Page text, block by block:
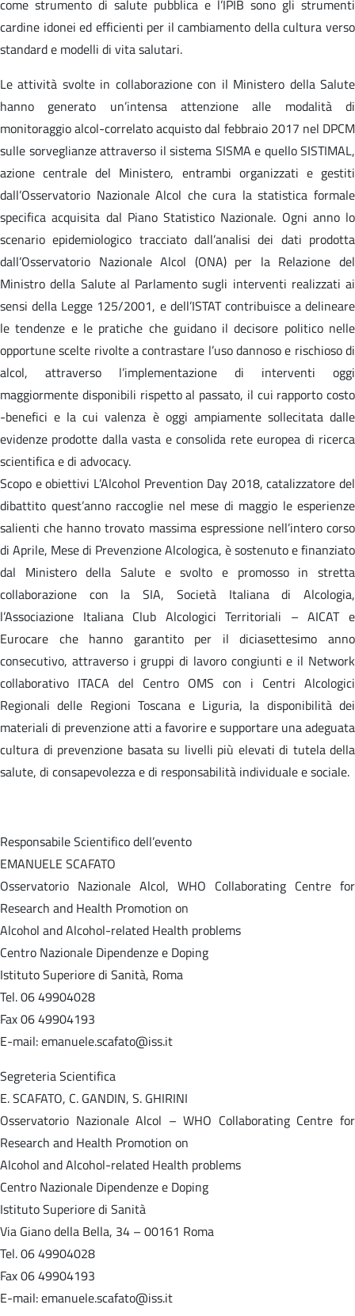
come strumento di salute pubblica e l’IPIB sono gli strumenti
cardine idonei ed efficienti per il cambiamento della cultura verso
standard e modelli di vita salutari.
Le attività svolte in collaborazione con il Ministero della Salute
hanno generato un’intensa attenzione alle modalità di
monitoraggio alcol-correlato acquisto dal febbraio 2017 nel DPCM
sulle sorveglianze attraverso il sistema SISMA e quello SISTIMAL,
azione centrale del Ministero, entrambi organizzati e gestiti
dall’Osservatorio Nazionale Alcol che cura la statistica formale
specifica acquisita dal Piano Statistico Nazionale. Ogni anno lo
scenario epidemiologico tracciato dall’analisi dei dati prodotta
dall’Osservatorio Nazionale Alcol (ONA) per la Relazione del
Ministro della Salute al Parlamento sugli interventi realizzati ai
sensi della Legge 125/2001, e dell’ISTAT contribuisce a delineare
le tendenze e le pratiche che guidano il decisore politico nelle
opportune scelte rivolte a contrastare l’uso dannoso e rischioso di
alcol, attraverso l’implementazione di interventi oggi
maggiormente disponibili rispetto al passato, il cui rapporto costo
-benefici e la cui valenza è oggi ampiamente sollecitata dalle
evidenze prodotte dalla vasta e consolida rete europea di ricerca
scientifica e di advocacy.
Scopo e obiettivi L’Alcohol Prevention Day 2018, catalizzatore del
dibattito quest’anno raccoglie nel mese di maggio le esperienze
salienti che hanno trovato massima espressione nell’intero corso
di Aprile, Mese di Prevenzione Alcologica, è sostenuto e finanziato
dal Ministero della Salute e svolto e promosso in stretta
collaborazione con la SIA, Società Italiana di Alcologia,
l’Associazione Italiana Club Alcologici Territoriali – AICAT e
Eurocare che hanno garantito per il diciasettesimo anno
consecutivo, attraverso i gruppi di lavoro congiunti e il Network
collaborativo ITACA del Centro OMS con i Centri Alcologici
Regionali delle Regioni Toscana e Liguria, la disponibilità dei
materiali di prevenzione atti a favorire e supportare una adeguata
cultura di prevenzione basata su livelli più elevati di tutela della
salute, di consapevolezza e di responsabilità individuale e sociale.
Responsabile Scientifico dell’evento
EMANUELE SCAFATO
Osservatorio Nazionale Alcol, WHO Collaborating Centre for
Research and Health Promotion on
Alcohol and Alcohol-related Health problems
Centro Nazionale Dipendenze e Doping
Istituto Superiore di Sanità, Roma
Tel. 06 49904028
Fax 06 49904193
E-mail: emanuele.scafato@iss.it
Segreteria Scientifica
E. SCAFATO, C. GANDIN, S. GHIRINI
Osservatorio Nazionale Alcol – WHO Collaborating Centre for
Research and Health Promotion on
Alcohol and Alcohol-related Health problems
Centro Nazionale Dipendenze e Doping
Istituto Superiore di Sanità
Via Giano della Bella, 34 – 00161 Roma
Tel. 06 49904028
Fax 06 49904193
E-mail: emanuele.scafato@iss.it